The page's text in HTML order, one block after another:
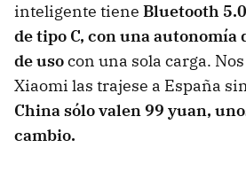
inteligente tiene Bluetooth
de tipo C, con una autonomía
de usocon una sola carga.
Xiaomi las trajese a España
China sólo valen 99 yuan,
cambio.